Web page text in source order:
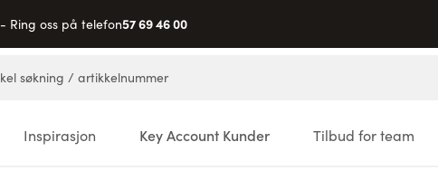
Ring oss på telefon57 69 46 00
Inspirasjon Key Account Kunder Tilbud for team